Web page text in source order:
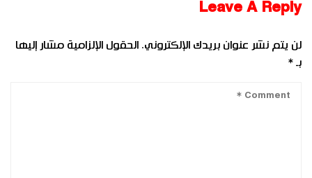
Leave A Reply
لن يتم نشر عنوان بريدك الإلكتروني. الحقول الإلزامية مشار إليها
بـ *